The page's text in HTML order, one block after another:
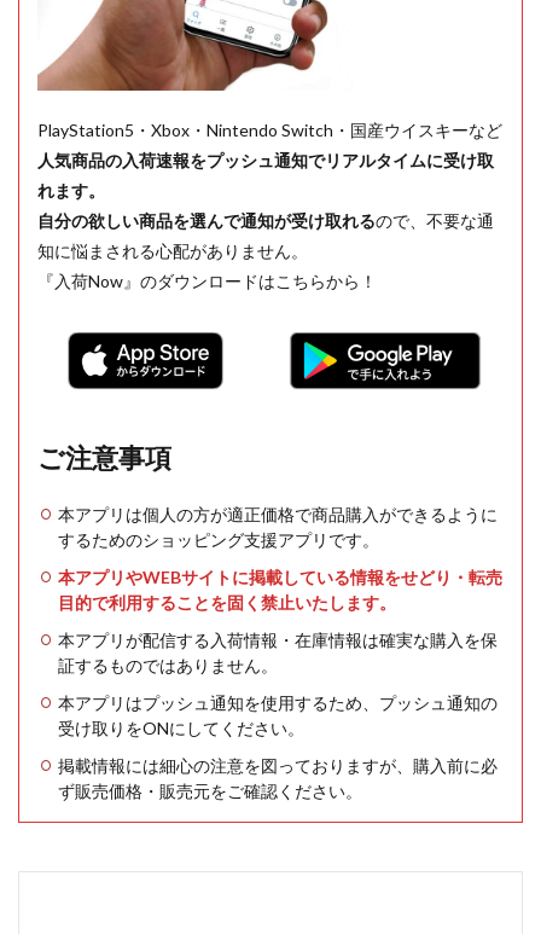
PlayStation5・Xbox・Nintendo Switch・国産ウイスキーなど
人気商品の入荷速報をプッシュ通知でリアルタイムに受け取
れます。
自分の欲しい商品を選んで通知が受け取れるので、不要な通
知に悩まされる心配がありません。
『入荷Now』のダウンロードはこちらから！
ご注意事項
本アプリは個人の方が適正価格で商品購入ができるように
するためのショッピング支援アプリです。
本アプリやWEBサイトに掲載している情報をせどり・転売
目的で利用することを固く禁止いたします。
本アプリが配信する入荷情報・在庫情報は確実な購入を保
証するものではありません。
本アプリはプッシュ通知を使用するため、プッシュ通知の
受け取りをONにしてください。
掲載情報には細心の注意を図っておりますが、購入前に必
ず販売価格・販売元をご確認ください。